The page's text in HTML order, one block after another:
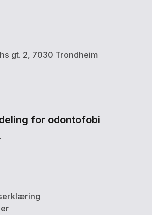
gt. 2, 7030 Trondheim
for odontofobi